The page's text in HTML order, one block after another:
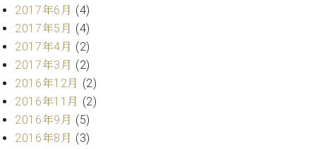
2017年6月 (4)
2017年5月 (4)
2017年4月 (2)
2017年3月 (2)
2016年12月 (2)
2016年11月 (2)
2016年9月 (5)
2016年8月 (3)